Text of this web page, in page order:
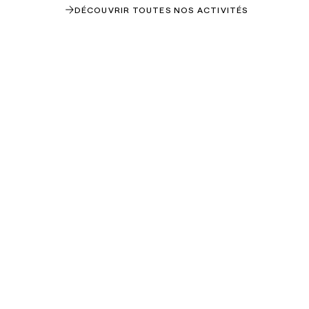
DÉCOUVRIR TOUTES NOS ACTIVITÉS